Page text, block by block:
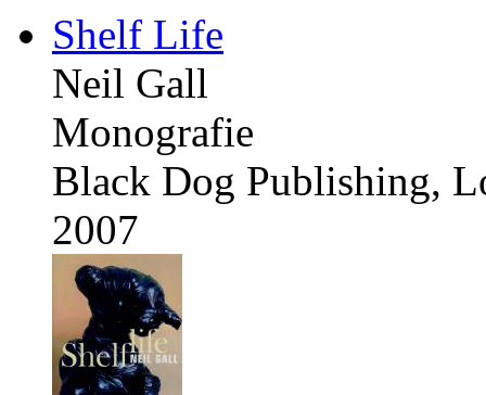
Shelf Life
Neil Gall
Monografie
Black Dog Publishing,
2007